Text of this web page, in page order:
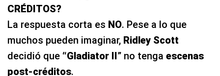
CRÉDITOS?
La respuesta corta es NO. Pese a lo que
muchos pueden imaginar, Ridley Scott
decidió que “Gladiator II” no tenga escenas
post-créditos.